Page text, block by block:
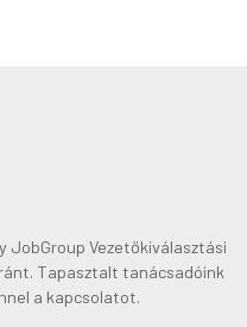
JobGroup Vezetőkiválasztási
Tapasztalt tanácsadóink
a kapcsolatot.